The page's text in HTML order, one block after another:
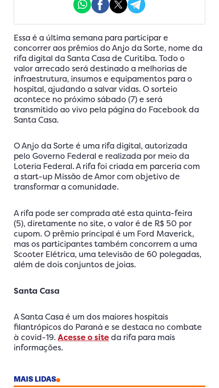
Essa é a última semana para participar e
concorrer aos prêmios do Anjo da Sorte, nome da
rifa digital da Santa Casa de Curitiba. Todo o
valor arrecado será destinado a melhorias de
infraestrutura, insumos e equipamentos para o
hospital, ajudando a salvar vidas. O sorteio
acontece no próximo sábado (7) e será
transmitido ao vivo pela página do Facebook da
Santa Casa.
O Anjo da Sorte é uma rifa digital, autorizada
pelo Governo Federal e realizada por meio da
Loteria Federal. A rifa foi criada em parceria com
a start-up Missão de Amor com objetivo de
transformar a comunidade.
A rifa pode ser comprada até esta quinta-feira
(5), diretamente no site, o valor é de R$ 50 por
cupom. O prêmio principal é um Ford Maverick,
mas os participantes também concorrem a uma
Scooter Elétrica, uma televisão de 60 polegadas,
além de dois conjuntos de joias.
Santa Casa
A Santa Casa é um dos maiores hospitais
filantrópicos do Paraná e se destaca no combate
à covid-19.Acesse o siteda rifa para mais
informações.
MAIS LIDAS